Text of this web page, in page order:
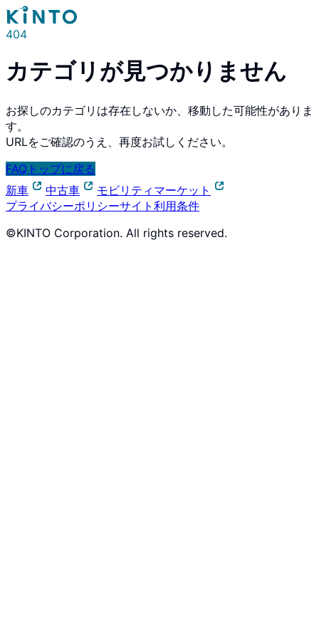
404
カテゴリが見つかりません
お探しのカテゴリは存在しないか、移動した可能性がありま
す。
URLをご確認のうえ、再度お試しください。
FAQトップに戻る
新車
中古車
モビリティマーケット
プライバシーポリシーサイト利用条件
©KINTO Corporation. All rights reserved.